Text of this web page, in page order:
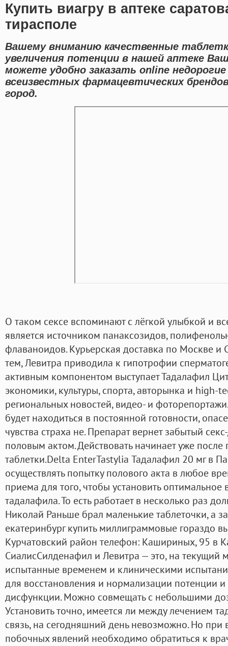
Купить виагру в аптеке
тирасполе
Вашему вниманию качественные
увеличения потенции в нашей аптеке
можете удобно заказать online
всеизвестных фармацевтических
город.
О таком сексе вспоминают с лёгкой улыбкой и
является источником панаксозидов,
флаваноидов. Курьерская доставка по Москве и
тем, Левитра приводила к гипотрофии
активным компонентом выступает Тадалафил
экономики, культуры, спорта, авторынка и high-
региональных новостей, видео- и
будет находиться в постоянной готовности,
чувства страха не. Препарат вернет забытый
половым актом. Действовать начинает уже
таблетки.Delta EnterTastylia Тадалафил 20 мг в
осуществлять попытку полового акта в любое
приема для того, чтобы установить
тадалафила. То есть работает в несколько раз
Николай Раньше брал маленькие таблеточки, а
екатеринбург купить миллиграммовые гораздо
Курчатовский район телефон: Кашириных, 95 в
СиалисСилденафил и Левитра — это, на текущий
испытанные временем и клиническими
для восстановления и нормализации потенции
дисфункции. Можно совмещать с небольшими
Установить точно, имеется ли между лечением
связь, на сегодняшний день невозможно. Но
побочных явлений необходимо обратиться к